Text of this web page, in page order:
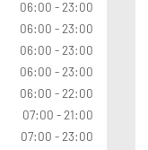
06:00 - 23:00
06:00 - 23:00
06:00 - 23:00
06:00 - 23:00
06:00 - 22:00
07:00 - 21:00
07:00 - 23:00